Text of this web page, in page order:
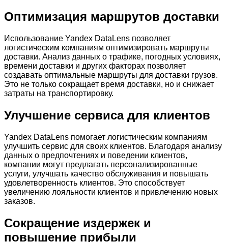
Оптимизация маршрутов доставки
Использование Yandex DataLens позволяет
логистическим компаниям оптимизировать маршруты
доставки. Анализ данных о трафике, погодных условиях,
времени доставки и других факторах позволяет
создавать оптимальные маршруты для доставки грузов.
Это не только сокращает время доставки, но и снижает
затраты на транспортировку.
Улучшение сервиса для клиентов
Yandex DataLens помогает логистическим компаниям
улучшить сервис для своих клиентов. Благодаря анализу
данных о предпочтениях и поведении клиентов,
компании могут предлагать персонализированные
услуги, улучшать качество обслуживания и повышать
удовлетворенность клиентов. Это способствует
увеличению лояльности клиентов и привлечению новых
заказов.
Сокращение издержек и
повышение прибыли